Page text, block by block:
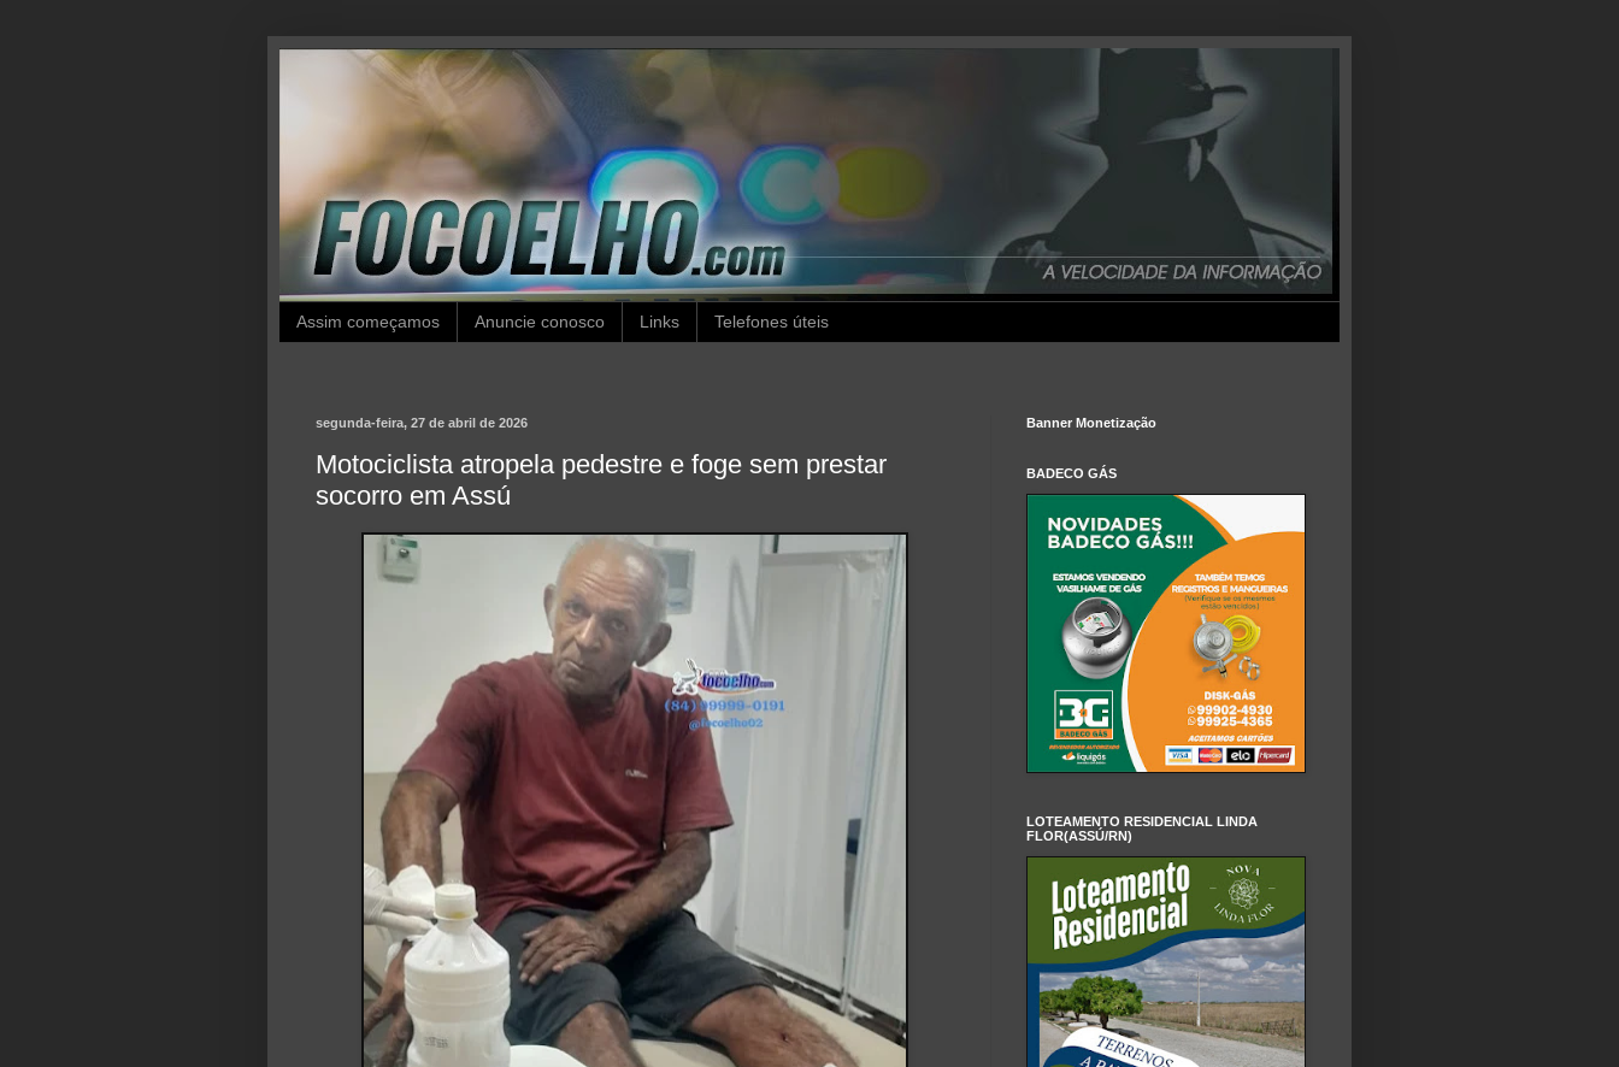
Assim começamos Anuncie conosco Links Telefones úteis
segunda-feira, 27 de abril de 2026
Motociclista atropela pedestre e foge sem prestar
socorro em Assú
Banner Monetização
BADECO GÁS
LOTEAMENTO RESIDENCIAL LINDA
FLOR(ASSÚ/RN)